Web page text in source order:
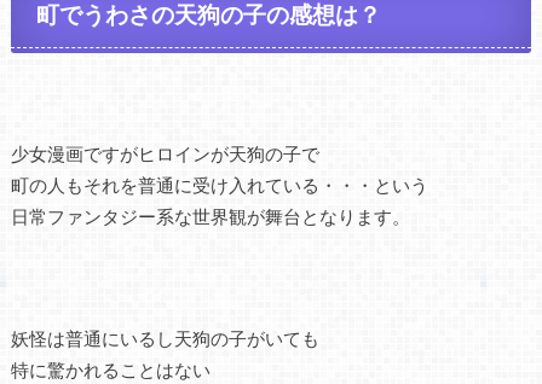
町でうわさの天狗の子の感想は？
少女漫画ですがヒロインが天狗の子で
町の人もそれを普通に受け入れている・・・という
日常ファンタジー系な世界観が舞台となります。
妖怪は普通にいるし天狗の子がいても
特に驚かれることはない